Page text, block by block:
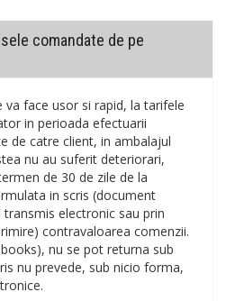
comandate de pe
va face usor si rapid, la tarifele
in perioada efectuarii
de catre client, in ambalajul
nu au suferit deteriorari,
de 30 de zile de la
in scris (document
electronic sau prin
contravaloarea comenzii.
nu se pot returna sub
nu prevede, sub nicio forma,